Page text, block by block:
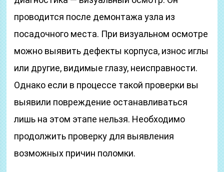
проводится после демонтажа узла из
посадочного места. При визуальном осмотре
можно выявить дефекты корпуса, износ иглы
или другие, видимые глазу, неисправности.
Однако если в процессе такой проверки вы
выявили повреждение останавливаться
лишь на этом этапе нельзя. Необходимо
продолжить проверку для выявления
возможных причин поломки.